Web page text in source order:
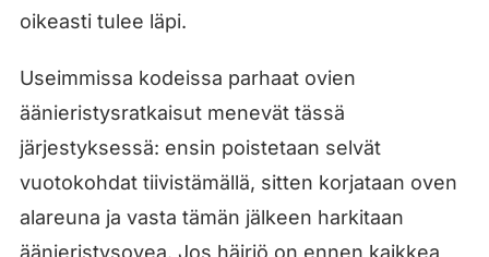
oikeasti tulee läpi.
Useimmissa kodeissa parhaat ovien
äänieristysratkaisut menevät tässä
järjestyksessä: ensin poistetaan selvät
vuotokohdat tiivistämällä, sitten korjataan oven
alareuna ja vasta tämän jälkeen harkitaan
äänieristysovea. Jos häiriö on ennen kaikkea